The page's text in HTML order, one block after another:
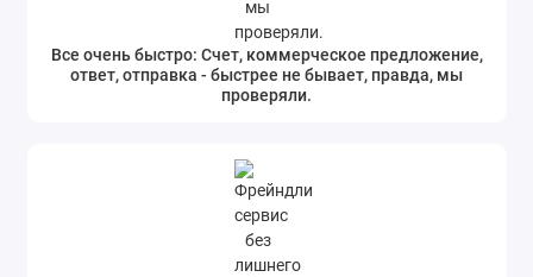
Все очень быстро: Счет, коммерческое предложение,
ответ, отправка - быстрее не бывает, правда, мы
проверяли.